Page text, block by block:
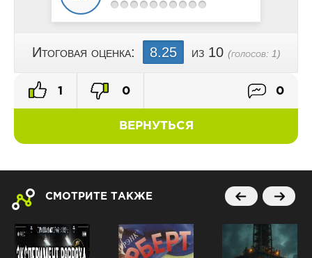
Итоговая оценка: 8.25 из 10 (голосов: 1)
ВЕРНУТЬСЯ
1 0 0
СМОТРИТЕ ТАКЖЕ